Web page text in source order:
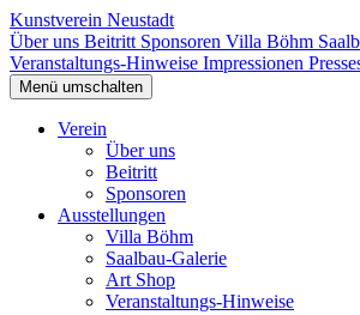
Kunstverein Neustadt
Über uns Beitritt Sponsoren Villa Böhm
Veranstaltungs-Hinweise Impressionen
Menü umschalten
Verein
Über uns
Beitritt
Sponsoren
Ausstellungen
Villa Böhm
Saalbau-Galerie
Art Shop
Veranstaltungs-Hinweise